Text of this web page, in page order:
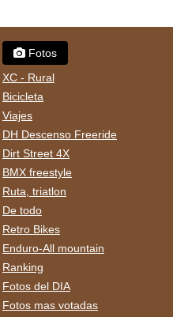
Fotos
XC - Rural
Bicicleta
Viajes
DH Descenso Freeride
Dirt Street 4X
BMX freestyle
Ruta, triatlon
De todo
Retro Bikes
Enduro-All mountain
Ranking
Fotos del DIA
Fotos mas votadas